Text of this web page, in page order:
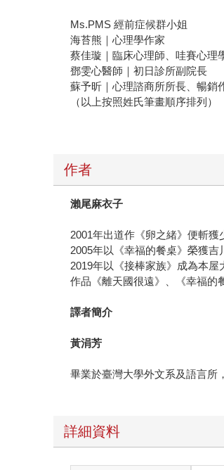
Ms.PMS 經前症候群小姐
海苔熊｜心理學作家
蔡佳璇｜臨床心理師、哇賽心理
鄧雯心醫師｜初日診所副院長
蘇予昕｜心理諮商所所長、暢銷
（以上按照姓氏筆畫順序排列）
作者
瀨尾麻衣子
2001年出道作《卵之緒》便斬獲
2005年以《幸福的餐桌》榮獲吉
2019年以《接棒家族》成為本屋
作品《離天國很遠》、《幸福的
譯者簡介
黃涓芳
畢業於臺灣大學外文系及語言所
詳細資料